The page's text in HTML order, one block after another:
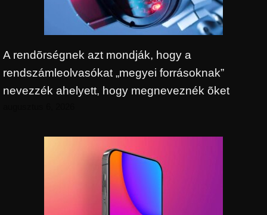
A rendõrségnek azt mondják, hogy a
rendszámleolvasókat „megyei forrásoknak”
nevezzék ahelyett, hogy megneveznék õket